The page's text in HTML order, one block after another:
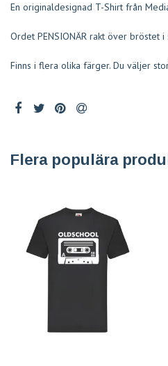
En originaldesignad T-Shirt från
Ordet PENSIONÄR rakt över bröstet
Finns i flera olika färger. Du väljer
Flera populära